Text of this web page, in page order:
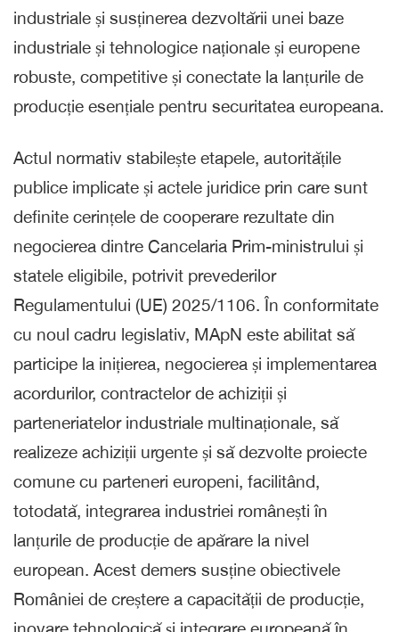
industriale și susținerea dezvoltării unei baze
industriale și tehnologice naționale și europene
robuste, competitive și conectate la lanțurile de
producție esențiale pentru securitatea europeana.
Actul normativ stabilește etapele, autoritățile
publice implicate și actele juridice prin care sunt
definite cerințele de cooperare rezultate din
negocierea dintre Cancelaria Prim-ministrului și
statele eligibile, potrivit prevederilor
Regulamentului (UE) 2025/1106. În conformitate
cu noul cadru legislativ, MApN este abilitat să
participe la inițierea, negocierea și implementarea
acordurilor, contractelor de achiziții și
parteneriatelor industriale multinaționale, să
realizeze achiziții urgente și să dezvolte proiecte
comune cu parteneri europeni, facilitând,
totodată, integrarea industriei românești în
lanțurile de producție de apărare la nivel
european. Acest demers susține obiectivele
României de creștere a capacității de producție,